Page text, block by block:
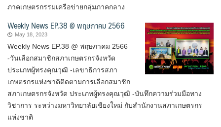
ภาคเกษตรกรรมเครือข่ายกลุ่มภาคกลาง
Weekly News EP.38 @ พฤษภาคม 2566
May 18, 2023
Weekly News EP.38 @ พฤษภาคม 2566
-วันเลือกสมาชิกสภาเกษตรกรจังหวัด
ประเภทผู้ทรงคุณวุฒิ -เลขาธิการสภา
เกษตรกรแห่งชาติติดตามการเลือกสมาชิก
สภาเกษตรกรจังหวัด ประเภทผู้ทรงคุณวุฒิ -บันทึกความร่วมมือทาง
วิชาการ ระหว่างมหาวิทยาลัยเชียงใหม่ กับสำนักงานสภาเกษตรกร
แห่งชาติ